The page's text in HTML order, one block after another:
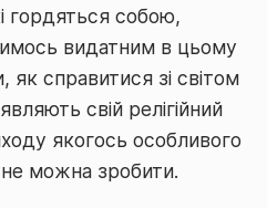
гордяться собою,
видатним в цьому
як справитися зі світом
свій релігійний
якогось особливого
можна зробити.